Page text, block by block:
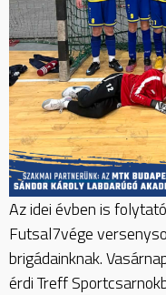
Az idei évben is
Futsal7vége
brigádainknak.
érdi Treff